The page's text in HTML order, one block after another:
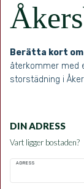
Berätta kort
återkommer med
storstädning i
DIN ADRESS
Vart ligger bostaden?
ADRESS